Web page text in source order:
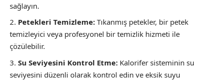
sağlayın.
Petekleri Temizleme: Tıkanmış petekler, bir petek
temizleyici veya profesyonel bir temizlik hizmeti ile
çözülebilir.
Su Seviyesini Kontrol Etme: Kalorifer sisteminin su
seviyesini düzenli olarak kontrol edin ve eksik suyu